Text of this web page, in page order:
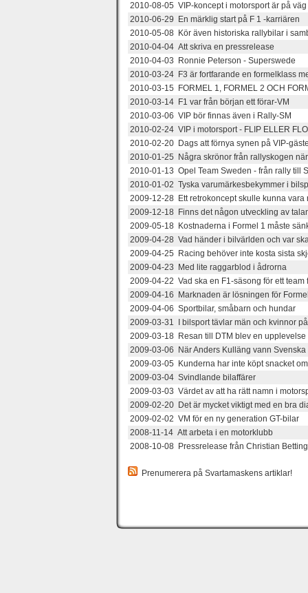
2010-08-05 VIP-koncept i motorsport är på väg
2010-06-29 En märklig start på F 1 -karriären
2010-05-08 Kör även historiska rallybilar i
2010-04-04 Att skriva en pressrelease
2010-04-03 Ronnie Peterson - Superswede
2010-03-24 F3 är fortfarande en formelklass
2010-03-15 FORMEL 1, FORMEL 2 OCH
2010-03-14 F1 var från början ett förar-VM
2010-03-06 VIP bör finnas även i Rally-SM
2010-02-24 VIP i motorsport - FLIP ELLER
2010-02-20 Dags att förnya synen på VIP-
2010-01-25 Några skrönor från rallyskogen
2010-01-13 Opel Team Sweden - från rally till
2010-01-02 Tyska varumärkesbekymmer i
2009-12-28 Ett retrokoncept skulle kunna vara
2009-12-18 Finns det någon utveckling av
2009-05-18 Kostnaderna i Formel 1 måste
2009-04-28 Vad händer i bilvärlden och var
2009-04-25 Racing behöver inte kosta sista
2009-04-23 Med lite raggarblod i ådrorna
2009-04-22 Vad ska en F1-säsong för ett team
2009-04-16 Marknaden är lösningen för
2009-04-06 Sportbilar, småbarn och hundar
2009-03-31 I bilsport tävlar män och kvinnor
2009-03-18 Resan till DTM blev en upplevelse
2009-03-06 När Anders Kulläng vann
2009-03-05 Kunderna har inte köpt snacket
2009-03-04 Svindlande bilaffärer
2009-03-03 Värdet av att ha rätt namn i
2009-02-20 Det är mycket viktigt med en bra
2009-02-02 VM för en ny generation GT-bilar
2008-11-14 Att arbeta i en motorklubb
2008-10-08 Pressrelease från Christian
Prenumerera på Svartamaskens artiklar!